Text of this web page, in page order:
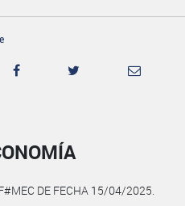
DE FECHA 15/04/2025.